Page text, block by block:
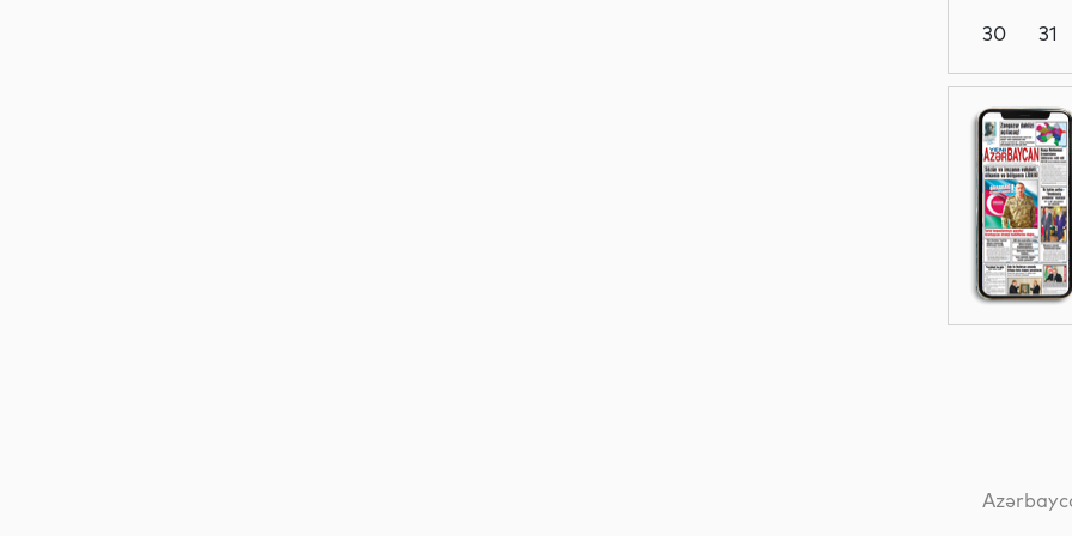
İqtisadiyyat
İqtisadiyyat
30
31